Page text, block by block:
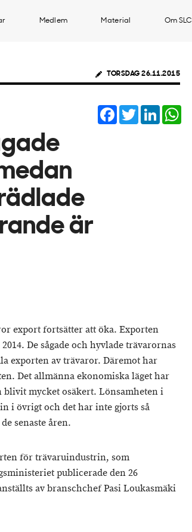
Medlem Material Om SLC
TORSDAG 26.11.2015
är
Facebook
TwitterLinkedIn
export fortsätter att öka. Exporten
De sågade och hyvlade trävarornas
exporten av trävaror. Däremot har
Det allmänna ekonomiska läget har
mycket osäkert. Lönsamheten i
i övrigt och det har inte gjorts så
senaste åren.
för trävaruindustrin, som
publicerade den 26
av branschchef Pasi Loukasmäki